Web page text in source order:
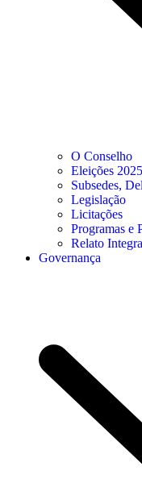
O Conselho
Eleições 2025
Subsedes,
Legislação
Licitações
Programas e
Relato
Governança